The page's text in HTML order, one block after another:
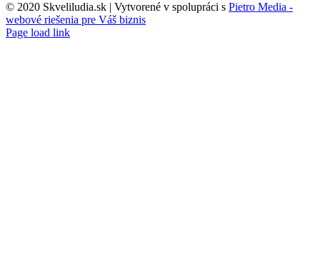
© 2020 Skveliludia.sk | Vytvorené v spolupráci s Pietro Media -
webové riešenia pre Váš biznis
Page load link